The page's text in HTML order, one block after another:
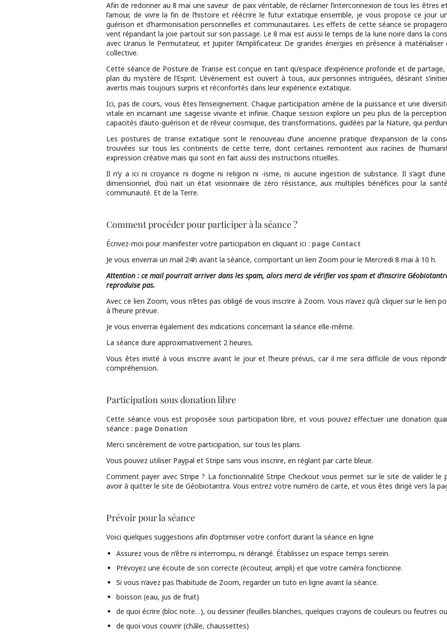
Afin de redonner au 8 mai une saveur de paix véritable, de réclamer l’interconnexion de tous les êtres
l’amour, de vivre la fin de l’histoire et réécrire le futur extatique ensemble, je vous propose ce jour
guérison et d’harmonisation personnelles et communautaires. Les effets de cette séance se
vent répandant la joie partout sur son passage. Le 8 mai est aussi le temps de la lune noire dans la
avec Uranus le Permutateur, et Jupiter l’Amplificateur. De grandes énergies en présence à
collective.
Cette séance de Posture de Transe est conçue en tant qu’espace d’expérience profonde et de
plan du mystère de l’Esprit. L’évènement est ouvert à tous, aux personnes intriguées, désirant
avertis mais toujours surpris et réconfortés dans leur expérience extatique.
Ici, pas de cours, vous êtes l’enseignement. Chaque participation amène de la puissance et une
vitale en incarnant une sagesse vivante et infinie. Chaque session explore un peu plus de la
capacités d’auto-guérison et de rêveur cosmique, des transformations, guidées par la Nature, qui
Les postures de transe extatique sont le renouveau d’une ancienne pratique d’expansion de la
trouvées sur tous les continents de cette terre, dont certaines remontent aux racines de
expression créative mais qui sont en fait aussi des instructions rituelles.
Il n’y a ici ni croyance ni dogme ni religion ni -isme, ni aucune ingestion de substance. Il s’agit
dimensionnel, d’où nait un état visionnaire de zéro résistance, aux multiples bénéfices pour la
communauté. Et de la Terre.
Comment procéder pour participer à la séance ?
Écrivez-moi pour manifester votre participation en cliquant ici : page Contact
Je vous enverrai un mail 24h avant la séance, comportant un lien Zoom pour le Mercredi 8 mai à 10 h.
Attention : ce mail pourrait arriver dans les spam, alors merci de vérifier vos spam et d’inscrire
reproduise pas.
Avec ce lien Zoom, vous n’êtes pas obligé de vous inscrire à Zoom. Vous n’avez qu’à cliquer sur le lien
à l’heure prévue.
Je vous enverrai également des indications concernant la séance elle-même.
La séance dure approximativement 2 heures.
Vous êtes invité à vous inscrire avant le jour et l’heure prévus, car il me sera difficile de vous
compréhension.
Participation sous donation libre
Cette séance vous est proposée sous participation libre, et vous pouvez effectuer une donation
séance : page Donation
Merci sincèrement de votre participation, sur tous les plans.
Vous pouvez utiliser Paypal et Stripe sans vous inscrire, en réglant par carte bleue.
Comment payer avec Stripe ? La fonctionnalité Stripe Checkout vous permet sur le site de valider le
avoir à quitter le site de Géobiotantra. Vous entrez votre numéro de carte, et vous êtes dirigé vers la
Prévoir pour la séance
Voici quelques suggestions afin d’optimiser votre confort durant la séance en ligne
Assurez vous de n’être ni interrompu, ni dérangé. Établissez un espace temps serein.
Prévoyez une écoute de son correcte (écouteur, ampli) et que votre caméra fonctionne.
Si vous n’avez pas l’habitude de Zoom, regarder un tuto en ligne avant la séance.
boisson (eau, jus de fruit)
de quoi écrire (bloc note…), ou dessiner (feuilles blanches, quelques crayons de couleurs ou feutres
de quoi vous couvrir (châle, chaussettes)